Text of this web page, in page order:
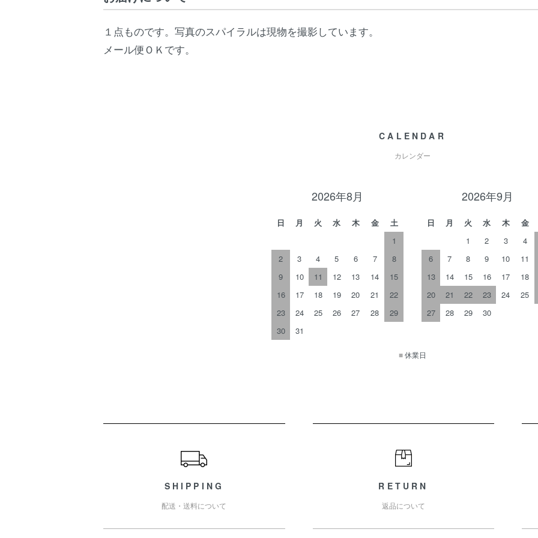
１点ものです。写真のスパイラルは現物を撮影しています。
メール便ＯＫです。
CALENDAR
カレンダー
2026年8月
日 月 火 水 木 金
土
1
2
3 4 5 6 7
8
9
10 11 12 13 14
15
16
17 18 19 20 21
22
23
24 25 26 27 28
29
30
31
2026年9月
日 月 火 水 木 金
1
2 3 4
6
7 8 9 10 11
13
14 15 16 17 18
20
21 22 23 24 25
27
28 29 30
■休業日
SHIPPING
配送・送料について
RETURN
返品について